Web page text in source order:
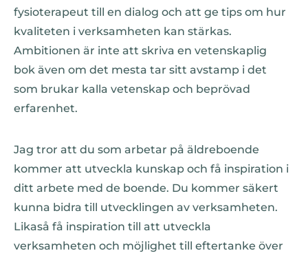
fysioterapeut till en dialog och att ge tips om hur
kvaliteten i verksamheten kan stärkas.
Ambitionen är inte att skriva en vetenskaplig
bok även om det mesta tar sitt avstamp i det
som brukar kalla vetenskap och beprövad
erfarenhet.
Jag tror att du som arbetar på äldreboende
kommer att utveckla kunskap och få inspiration i
ditt arbete med de boende. Du kommer säkert
kunna bidra till utvecklingen av verksamheten.
Likaså få inspiration till att utveckla
verksamheten och möjlighet till eftertanke över